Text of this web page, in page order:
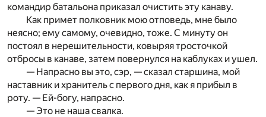
командир батальона приказал очистить эту канаву.
Как примет полковник мою отповедь, мне было
неясно; ему самому, очевидно, тоже. С минуту он
постоял в нерешительности, ковыряя тросточкой
отбросы в канаве, затем повернулся на каблуках и ушел.
— Напрасно вы это, сэр, — сказал старшина, мой
наставник и хранитель с первого дня, как я прибыл в
роту. — Ей-богу, напрасно.
— Это не наша свалка.